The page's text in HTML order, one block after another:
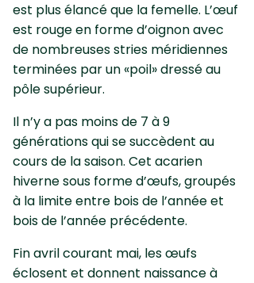
est plus élancé que la femelle. L’œuf
est rouge en forme d’oignon avec
de nombreuses stries méridiennes
terminées par un «poil» dressé au
pôle supérieur.
Il n’y a pas moins de 7 à 9
générations qui se succèdent au
cours de la saison. Cet acarien
hiverne sous forme d’œufs, groupés
à la limite entre bois de l’année et
bois de l’année précédente.
Fin avril courant mai, les œufs
éclosent et donnent naissance à